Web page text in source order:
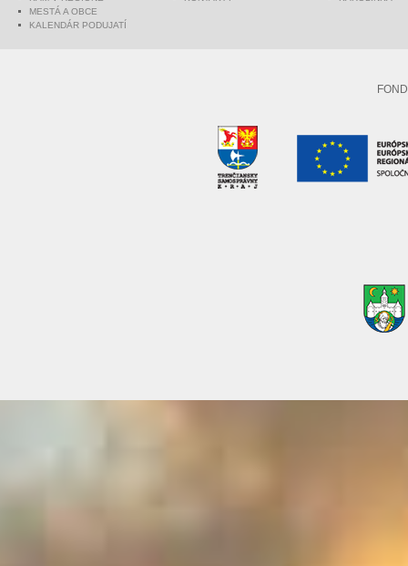
MESTÁ A OBCE
KALENDÁR PODUJATÍ